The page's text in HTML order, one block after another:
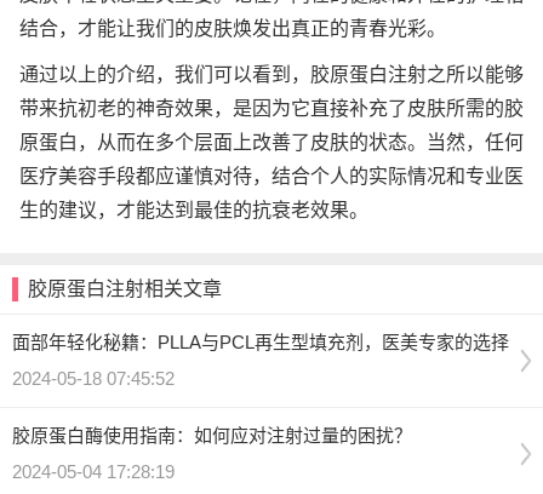
结合，才能让我们的皮肤焕发出真正的青春光彩。
通过以上的介绍，我们可以看到，胶原蛋白注射之所以能够
带来抗初老的神奇效果，是因为它直接补充了皮肤所需的胶
原蛋白，从而在多个层面上改善了皮肤的状态。当然，任何
医疗美容手段都应谨慎对待，结合个人的实际情况和专业医
生的建议，才能达到最佳的抗衰老效果。
胶原蛋白注射相关文章
面部年轻化秘籍：PLLA与PCL再生型填充剂，医美专家的选择
2024-05-18 07:45:52
胶原蛋白酶使用指南：如何应对注射过量的困扰？
2024-05-04 17:28:19